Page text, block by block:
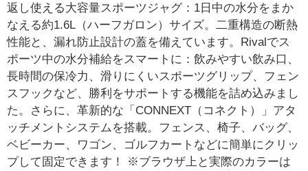
返し使える大容量スポーツジャグ：1日中の水分をまか
なえる約1.6L（ハーフガロン）サイズ。二重構造の断熱
性能と、漏れ防止設計の蓋を備えています。Rivalでス
ポーツ中の水分補給をスマートに：飲みやすい飲み口、
長時間の保冷力、滑りにくいスポーツグリップ、フェン
スフックなど、勝利をサポートする機能を詰め込みまし
た。さらに、革新的な「CONNEXT（コネクト）」アタ
ッチメントシステムを搭載。フェンス、椅子、バッグ、
ベビーカー、ワゴン、ゴルフカートなどに簡単にクリッ
プして固定できます！ ※ブラウザ上と実際のカラーは